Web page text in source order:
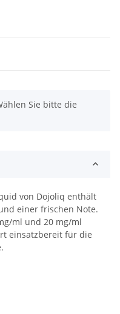
Sie bitte die
von Dojoliq enthält
einer frischen Note.
ml und 20 mg/ml
einsatzbereit für die